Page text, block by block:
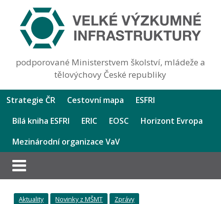
podporované Ministerstvem školství, mládeže a
tělovýchovy České republiky
Strategie ČR Cestovní mapa
ESFRI
Bílá kniha ESFRI
ERIC EOSC
Horizont Evropa
Mezinárodní organizace VaV
Aktuality Novinky z MŠMT Zprávy